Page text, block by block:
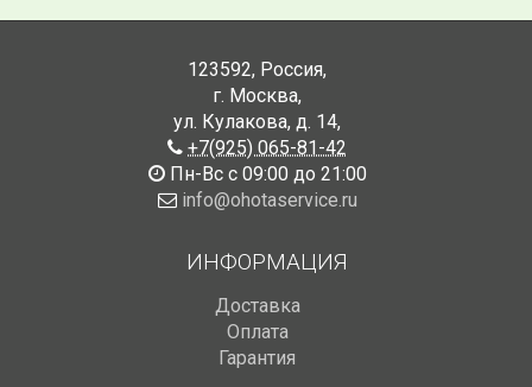
123592, Россия,
г. Москва,
ул. Кулакова, д. 14,
+7(925) 065-81-42
Пн-Вс с 09:00 до 21:00
info@ohotaservice.ru
ИНФОРМАЦИЯ
Доставка
Оплата
Гарантия